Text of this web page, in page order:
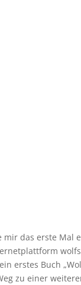
mir das erste Mal
erstes Buch
zu einer